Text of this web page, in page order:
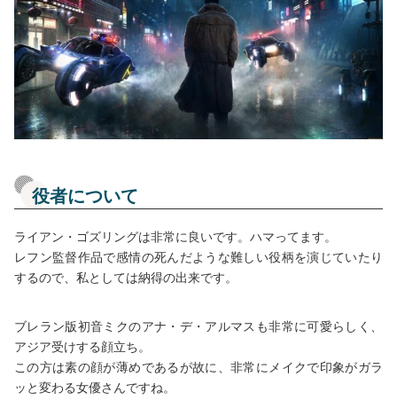
役者について
ライアン・ゴズリングは非常に良いです。ハマってます。
レフン監督作品で感情の死んだような難しい役柄を演じていたり
するので、私としては納得の出来です。
ブレラン版初音ミクのアナ・デ・アルマスも非常に可愛らしく、
アジア受けする顔立ち。
この方は素の顔が薄めであるが故に、非常にメイクで印象がガラ
ッと変わる女優さんですね。